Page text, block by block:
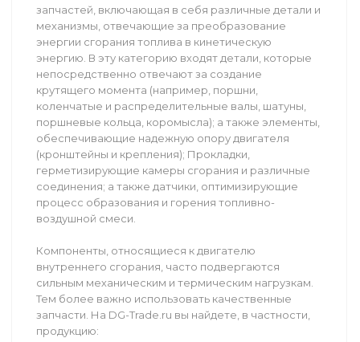
запчастей, включающая в себя различные детали и
механизмы, отвечающие за преобразование
энергии сгорания топлива в кинетическую
энергию. В эту категорию входят детали, которые
непосредственно отвечают за создание
крутящего момента (например, поршни,
коленчатые и распределительные валы, шатуны,
поршневые кольца, коромысла); а также элементы,
обеспечивающие надежную опору двигателя
(кронштейны и крепления); Прокладки,
герметизирующие камеры сгорания и различные
соединения; а также датчики, оптимизирующие
процесс образования и горения топливно-
воздушной смеси.
Компоненты, относящиеся к двигателю
внутреннего сгорания, часто подвергаются
сильным механическим и термическим нагрузкам.
Тем более важно использовать качественные
запчасти. На DG-Trade.ru вы найдете, в частности,
продукцию: